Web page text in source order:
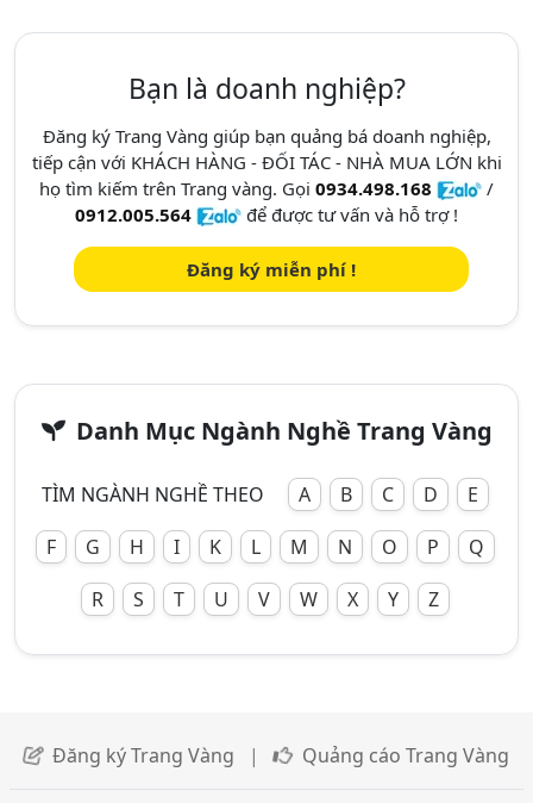
Bạn là doanh nghiệp?
Đăng ký Trang Vàng giúp bạn quảng bá doanh nghiệp,
tiếp cận với KHÁCH HÀNG - ĐỐI TÁC - NHÀ MUA LỚN khi
họ tìm kiếm trên Trang vàng. Gọi 0934.498.168
/
0912.005.564
để được tư vấn và hỗ trợ !
Đăng ký miễn phí !
Danh Mục Ngành Nghề Trang Vàng
TÌM NGÀNH NGHỀ THEO A B C D
E
F
G H I K L M N O P
Q
R
S T U V W X Y Z
Đăng ký Trang Vàng | Quảng cáo Trang Vàng